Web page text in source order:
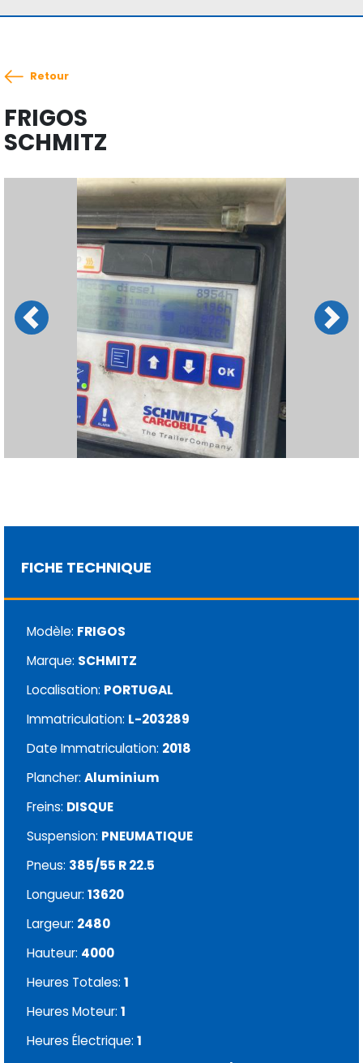
Retour
FRIGOS
SCHMITZ
Previous Next
FICHE TECHNIQUE
Modèle: FRIGOS
Marque: SCHMITZ
Localisation: PORTUGAL
Immatriculation: L-203289
Date Immatriculation: 2018
Plancher: Aluminium
Freins: DISQUE
Suspension: PNEUMATIQUE
Pneus: 385/55 R 22.5
Longueur: 13620
Largeur: 2480
Hauteur: 4000
Heures Totales: 1
Heures Moteur: 1
Heures Électrique: 1